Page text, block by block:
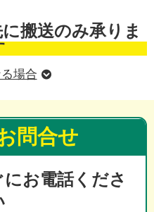
搬送のみ承りま
場合
問合せ
お電話くださ